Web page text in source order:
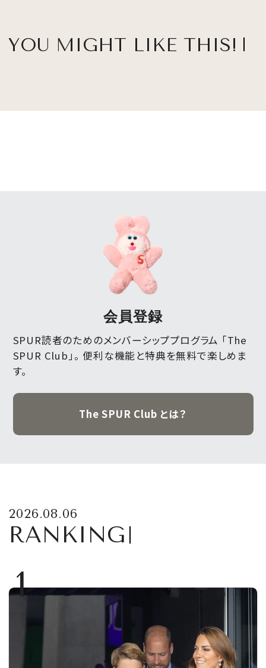
YOU MIGHT LIKE THIS!
会員登録
SPUR読者のためのメンバーシッププログラム 「The
SPUR Club」。 便利な機能と特典を無料で楽しめま
す。
The SPUR Club とは？
2026.08.06
RANKING
1